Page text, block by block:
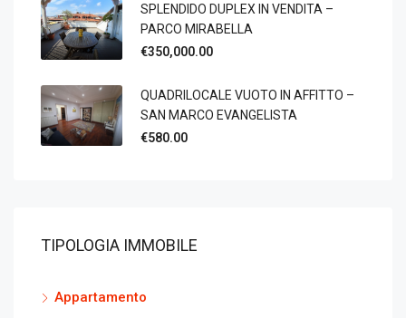
SPLENDIDO DUPLEX IN VENDITA –
PARCO MIRABELLA
€350,000.00
QUADRILOCALE VUOTO IN AFFITTO –
SAN MARCO EVANGELISTA
€580.00
TIPOLOGIA IMMOBILE
Appartamento